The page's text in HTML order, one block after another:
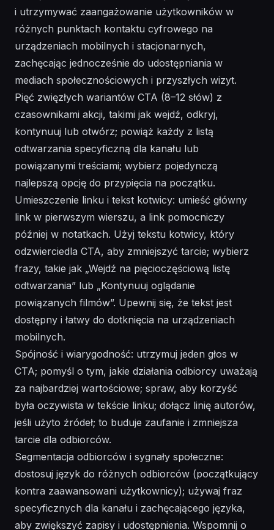
i utrzymywać zaangażowanie użytkowników w
różnych punktach kontaktu cyfrowego na
urządzeniach mobilnych i stacjonarnych,
zachęcając jednocześnie do udostępniania w
mediach społecznościowych i przyszłych wizyt.
Pięć zwięzłych wariantów CTA (8–12 słów) z
czasownikami akcji, takimi jak wejdź, odkryj,
kontynuuj lub otwórz; powiąż każdy z listą
odtwarzania specyficzną dla kanału lub
powiązanymi treściami; wybierz pojedynczą
najlepszą opcję do przypięcia na początku.
Umieszczenie linku i tekst kotwicy: umieść główny
link w pierwszym wierszu, a link pomocniczy
później w notatkach. Użyj tekstu kotwicy, który
odzwierciedla CTA, aby zmniejszyć tarcie; wybierz
frazy, takie jak „Wejdź na pięcioczęściową listę
odtwarzania” lub „Kontynuuj oglądanie
powiązanych filmów”. Upewnij się, że tekst jest
dostępny i łatwy do dotknięcia na urządzeniach
mobilnych.
Spójność i wiarygodność: utrzymuj jeden głos w
CTA; pomyśl o tym, jakie działania odbiorcy uważają
za najbardziej wartościowe; spraw, aby korzyść
była oczywista w tekście linku; dołącz linię autorów,
jeśli użyto źródeł; to buduje zaufanie i zmniejsza
tarcie dla odbiorców.
Segmentacja odbiorców i sygnały społeczne:
dostosuj język do różnych odbiorców (początkujący
kontra zaawansowani użytkownicy); używaj fraz
specyficznych dla kanału i zachęcającego języka,
aby zwiększyć zapisy i udostępnienia. Wspomnij o